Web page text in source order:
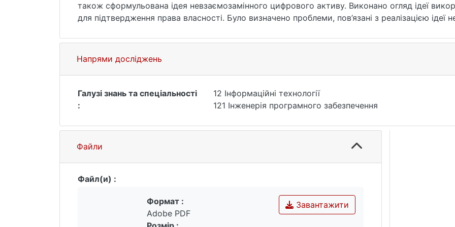
також сформульована ідея невзаємозамінного цифрового активу. Виконано огляд ідеї
для підтвердження права власності. Було визначено проблеми, пов’язані з реалізацією ідеї
Також виконано загальний огляд існуючих систем взаємодії з невзаємозамінними
невзаємозамінних токенів, також вимоги до створення невзаємозамінних токенів та їх
імплементація уніфікованої моделі невзаємозамінного токену. Розроблено інтерфейс для
серверного застосунку. Як результат була розроблена централізована система для
Напрями досліджень
Галузі знань та спеціальності
:
12 Інформаційні технології
121 Інженерія програмного забезпечення
Файли
Файл(и) :
Завантажити
Формат :
Adobe PDF